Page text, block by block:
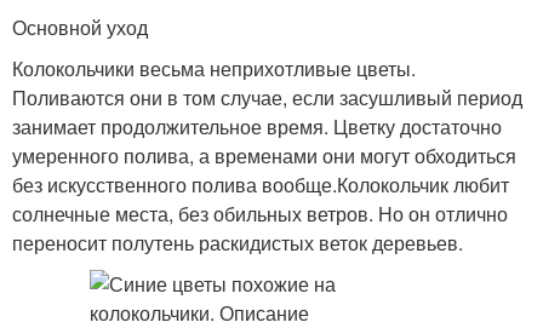
Основной уход
Колокольчики весьма неприхотливые цветы.
Поливаются они в том случае, если засушливый период
занимает продолжительное время. Цветку достаточно
умеренного полива, а временами они могут обходиться
без искусственного полива вообще.Колокольчик любит
солнечные места, без обильных ветров. Но он отлично
переносит полутень раскидистых веток деревьев.